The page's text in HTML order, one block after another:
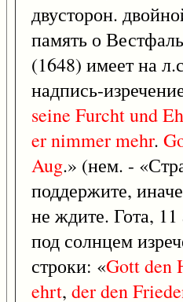
двусторон.
память о
(1648) имеет на
надпись-
seine Furchtund
ernimmermehr.
Aug.» (нем. -
поддержите,
не ждите. Гота, 11
под солнцем
строки: «Gottden
ehrt, derden